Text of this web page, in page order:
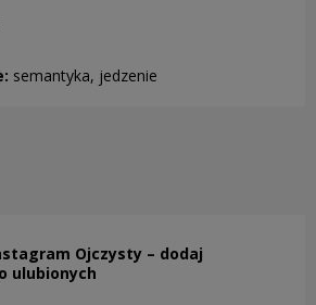
semantyka, jedzenie
Ojczysty – dodaj
ulubionych
zostanie otwarty w nowym oknie